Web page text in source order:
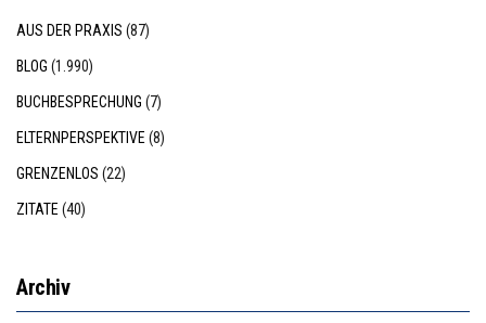
AUS DER PRAXIS (87)
BLOG (1.990)
BUCHBESPRECHUNG (7)
ELTERNPERSPEKTIVE(8)
GRENZENLOS (22)
ZITATE(40)
Archiv